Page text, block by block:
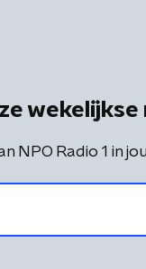
NPO Radio 1 in